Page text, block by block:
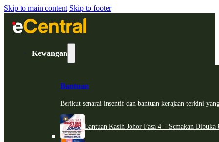
Skip to main content Skip to footer
Kewangan
Bantuan
Berikut senarai insentif dan bantuan kerajaan terkini
Bantuan Kasih Johor Fasa 4 – Semakan